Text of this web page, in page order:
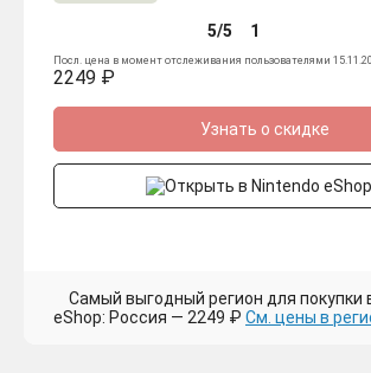
5/5 1
Посл. цена в момент отслеживания пользователями
2249 ₽
Узнать о скидке
Самый выгодный регион для покупки
eShop: Россия — 2249 ₽ См. цены в